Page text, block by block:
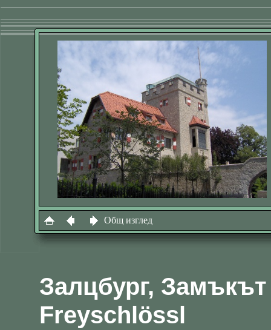
Залцбург,
Freyschlössl
Общ изглед